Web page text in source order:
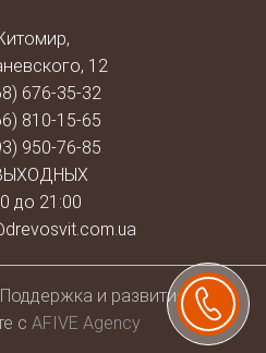
12
676-35-32
810-15-65
950-76-85
до 21:00
и развитие веб-
с AFIVE Agency